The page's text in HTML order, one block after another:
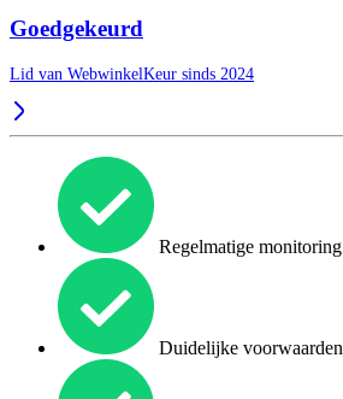
Goedgekeurd
Lid van WebwinkelKeur sinds 2024
Regelmatige monitoring
Duidelijke voorwaarden